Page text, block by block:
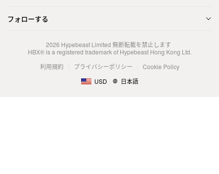
フォローする
2026 Hypebeast Limited 無断転載を禁止します
HBX® is a registered trademark of Hypebeast Hong Kong Ltd.
利用規約
プライバシーポリシー
Cookie Policy
USD
日本語